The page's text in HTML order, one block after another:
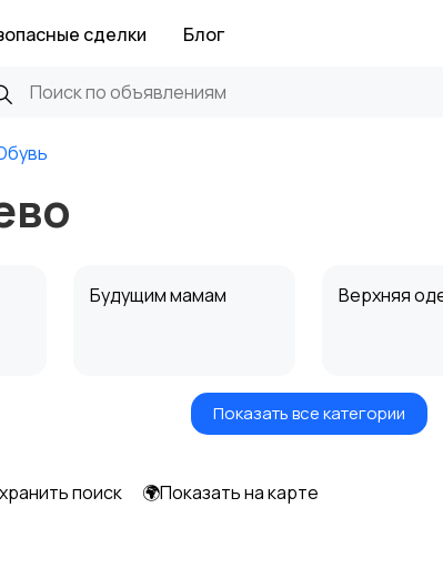
сделки Блог
Будущим мамам Верхняя
Нижнее белье Обувь
Показать все категории
поиск 🌍Показать на карте